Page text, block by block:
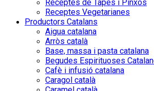
Receptes de Tapes i Pinxos
Receptes Vegetarianes
Productors Catalans
Aigua catalana
Arròs català
Base, massa i pasta catalana
Begudes Espirituoses
Cafè i infusió catalana
Caragol català